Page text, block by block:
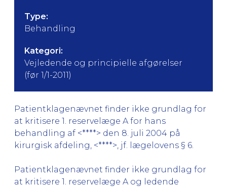
Type:
Behandling
Kategori:
Vejledende og principielle afgørelser
(før 1/1-2011)
Patientklagenævnet finder ikke grundlag for
at kritisere 1. reservelæge A for hans
behandling af <****> den 8. juli 2004 på
kirurgisk afdeling, <****>, jf. lægelovens § 6.
Patientklagenævnet finder ikke grundlag for
at kritisere 1. reservelæge A og ledende